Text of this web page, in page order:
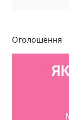
Оголошення